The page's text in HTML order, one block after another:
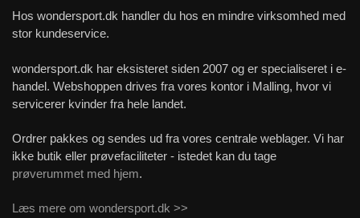
Hos wondersport.dk handler du hos en mindre virksomhed med
stor kundeservice.
wondersport.dk har eksisteret siden 2007 og er specialiseret i e-
handel. Webshoppen drives fra vores kontor i Malling, hvor vi
servicerer kvinder fra hele landet.
Ordrer pakkes og sendes ud fra vores centrale weblager. Vi har
ikke butik eller prøvefaciliteter - istedet kan du tage
prøverummet med hjem.
Læs mere om wondersport.dk >>